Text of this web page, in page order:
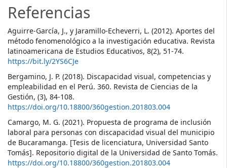
Referencias
Aguirre-García, J., y Jaramillo-Echeverri, L. (2012). Aportes del
método fenomenológico a la investigación educativa. Revista
latinoamericana de Estudios Educativos, 8(2), 51-74.
https://bit.ly/2YS6CJe
Bergamino, J. P. (2018). Discapacidad visual, competencias y
empleabilidad en el Perú. 360. Revista de Ciencias de la
Gestión, (3), 84-108.
https://doi.org/10.18800/360gestion.201803.004
Camargo, M. G. (2021). Propuesta de programa de inclusión
laboral para personas con discapacidad visual del municipio
de Bucaramanga. [Tesis de licenciatura, Universidad Santo
Tomás]. Repositorio digital de la Universidad de Santo Tomás.
https://doi.org/10.18800/360gestion.201803.004